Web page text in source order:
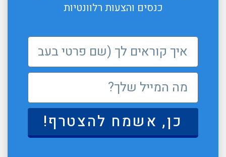
כנסים והצעות רלוונטיות
כן, אשמח להצטרף!